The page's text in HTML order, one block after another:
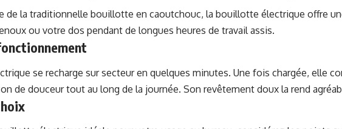
de la traditionnelle bouillotte en caoutchouc, la bouillotte électrique offre
ou votre dos pendant de longues heures de travail assis.
se recharge sur secteur en quelques minutes. Une fois chargée, elle
de douceur tout au long de la journée. Son revêtement doux la rend